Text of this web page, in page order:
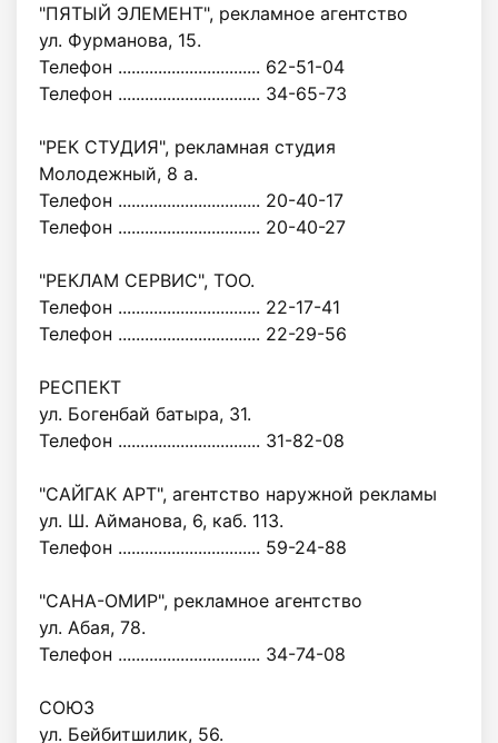
"ПЯТЫЙ ЭЛЕМЕНТ", рекламное агентство
ул. Фурманова, 15.
Телефон ................................ 62-51-04
Телефон ................................ 34-65-73
"РЕК СТУДИЯ", рекламная студия
Молодежный, 8 а.
Телефон ................................ 20-40-17
Телефон ................................ 20-40-27
"РЕКЛАМ СЕРВИС", ТОО.
Телефон ................................ 22-17-41
Телефон ................................ 22-29-56
РЕСПЕКТ
ул. Богенбай батыра, 31.
Телефон ................................ 31-82-08
"САЙГАК АРТ", агентство наружной рекламы
ул. Ш. Айманова, 6, каб. 113.
Телефон ................................ 59-24-88
"САНА-ОМИР", рекламное агентство
ул. Абая, 78.
Телефон ................................ 34-74-08
СОЮЗ
ул. Бейбитшилик, 56.